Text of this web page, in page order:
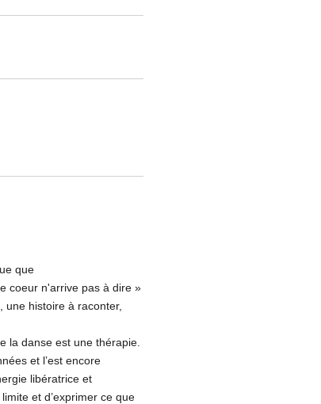
que
coeur n'arrive pas à dire »
une histoire à raconter,
la danse est une thérapie.
et l’est encore
libératrice et
et d’exprimer ce que